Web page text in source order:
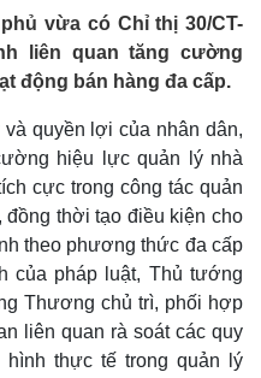
vừa có Chỉ thị 30/CT-
liên quan tăng cường
động bán hàng đa cấp.
quyền lợi của nhân dân,
hiệu lực quản lý nhà
cực trong công tác quản
đồng thời tạo điều kiện cho
theo phương thức đa cấp
của pháp luật, Thủ tướng
Thương chủ trì, phối hợp
liên quan rà soát các quy
thực tế trong quản lý